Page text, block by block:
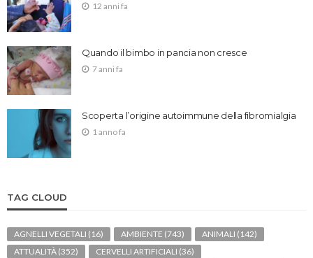
12 anni fa
Quando il bimbo in pancia non cresce
7 anni fa
Scoperta l’origine autoimmune della fibromialgia
1 anno fa
TAG CLOUD
AGNELLI VEGETALI (16) AMBIENTE (743) ANIMALI (142)
ATTUALITÀ (352) CERVELLI ARTIFICIALI (36)